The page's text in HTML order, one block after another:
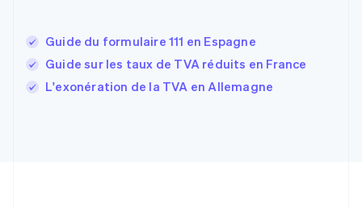
Guide du formulaire 111 en Espagne
Guide sur les taux de TVA réduits en France
L'exonération de la TVA en Allemagne
English Svenska
FrançaisEnglish
Gibraltar